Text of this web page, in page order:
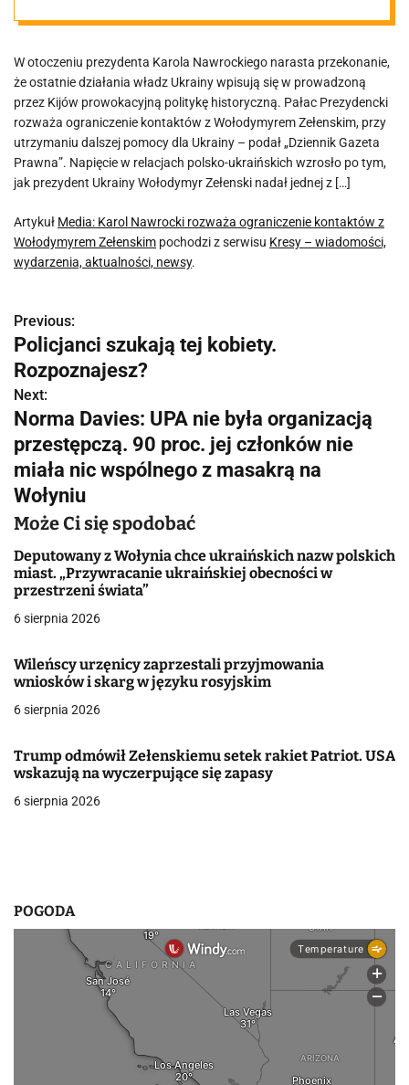
kontaktów z
Wołodymyrem
Zełenskim
W otoczeniu prezydenta Karola Nawrockiego narasta przekonanie,
że ostatnie działania władz Ukrainy wpisują się w prowadzoną
przez Kijów prowokacyjną politykę historyczną. Pałac Prezydencki
rozważa ograniczenie kontaktów z Wołodymyrem Zełenskim, przy
utrzymaniu dalszej pomocy dla Ukrainy – podał „Dziennik Gazeta
Prawna”. Napięcie w relacjach polsko-ukraińskich wzrosło po tym,
jak prezydent Ukrainy Wołodymyr Zełenski nadał jednej z […]
Artykuł Media: Karol Nawrocki rozważa ograniczenie kontaktów z
Wołodymyrem Zełenskim pochodzi z serwisu Kresy – wiadomości,
wydarzenia, aktualności, newsy.
N
a
w
i
g
a
c
j
a
p
i
u
Previous:
Policjanci szukają tej kobiety.
Rozpoznajesz?
Next:
Norma Davies: UPA nie była organizacją
przestępczą. 90 proc. jej członków nie
miała nic wspólnego z masakrą na
Wołyniu
Może Ci się spodobać
Deputowany z Wołynia chce ukraińskich nazw polskich
miast. „Przywracanie ukraińskiej obecności w
przestrzeni świata”
6 sierpnia 2026
Wileńscy urzęnicy zaprzestali przyjmowania
wniosków i skarg w języku rosyjskim
6 sierpnia 2026
Trump odmówił Zełenskiemu setek rakiet Patriot. USA
wskazują na wyczerpujące się zapasy
6 sierpnia 2026
POGODA